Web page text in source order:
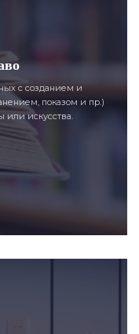
с созданием и
показом и пр.)
или искусства.